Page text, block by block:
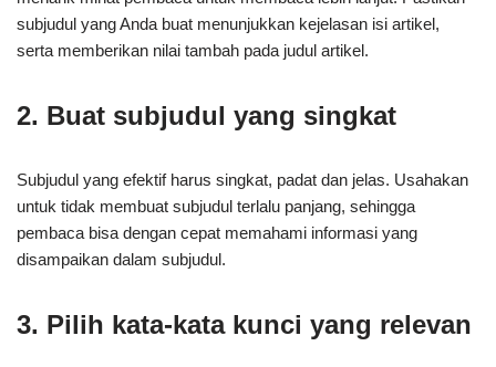
subjudul yang Anda buat menunjukkan kejelasan isi artikel,
serta memberikan nilai tambah pada judul artikel.
2. Buat subjudul yang singkat
Subjudul yang efektif harus singkat, padat dan jelas. Usahakan
untuk tidak membuat subjudul terlalu panjang, sehingga
pembaca bisa dengan cepat memahami informasi yang
disampaikan dalam subjudul.
3. Pilih kata-kata kunci yang relevan